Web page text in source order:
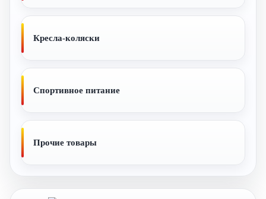
Кресла-коляски
Спортивное питание
Прочие товары